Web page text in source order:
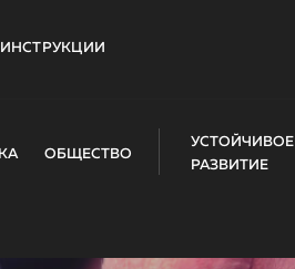
ИНСТРУКЦИИ
ОБЩЕСТВО
УСТОЙЧИВОЕ
РАЗВИТИЕ